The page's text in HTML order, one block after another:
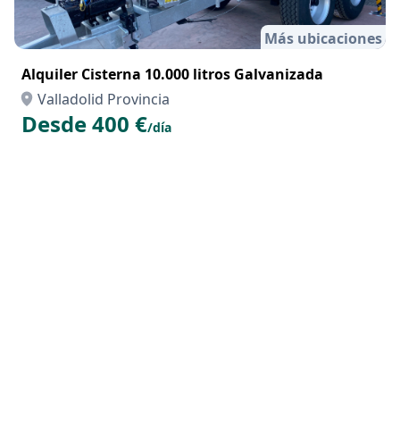
Más ubicaciones
Alquiler Cisterna 10.000 litros Galvanizada
Valladolid Provincia
Desde 400 €/día